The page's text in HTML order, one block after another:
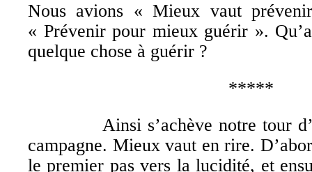
Nous avions « Mieux vaut
« Prévenir pour mieux guérir ».
quelque chose à guérir ?
*****
Ainsi s’achève notre tour
campagne. Mieux vaut en rire.
le premier pas vers la lucidité, et